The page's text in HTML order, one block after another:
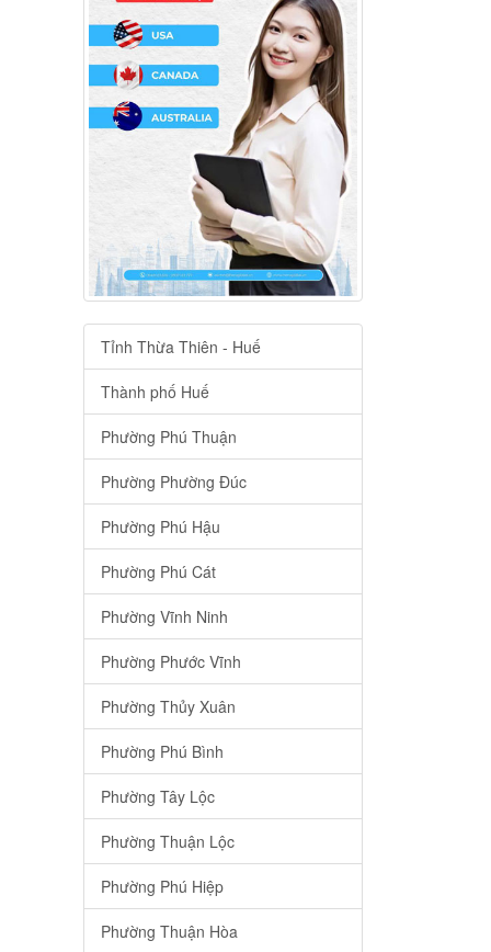
Tỉnh Thừa Thiên - Huế
Thành phố Huế
Phường Phú Thuận
Phường Phường Đúc
Phường Phú Hậu
Phường Phú Cát
Phường Vĩnh Ninh
Phường Phước Vĩnh
Phường Thủy Xuân
Phường Phú Bình
Phường Tây Lộc
Phường Thuận Lộc
Phường Phú Hiệp
Phường Thuận Hòa